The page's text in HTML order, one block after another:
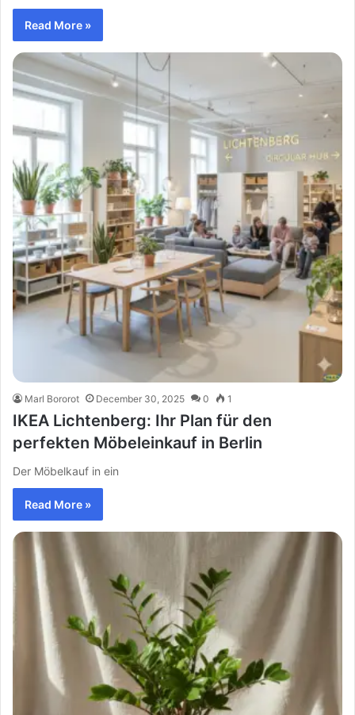
Read More »
Marl Bororot December 30, 2025 0 1
IKEA Lichtenberg: Ihr Plan für den
perfekten Möbeleinkauf in Berlin
Der Möbelkauf in ein
Read More »